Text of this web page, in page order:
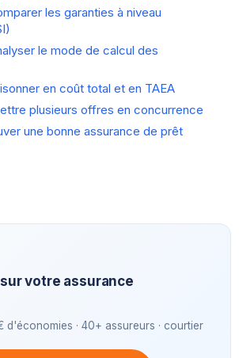
les garanties à niveau
le mode de calcul des
en coût total et en TAEA
plusieurs offres en concurrence
une bonne assurance de prêt
votre assurance
d'économies · 40+ assureurs · courtier